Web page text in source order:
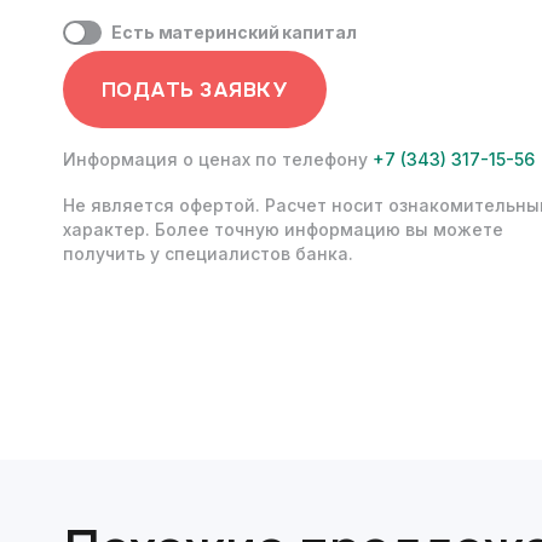
Есть материнский капитал
ПОДАТЬ ЗАЯВКУ
Информация о ценах по телефону +7 (343) 317-15-56
Не является офертой. Расчет носит
характер. Более точную информацию вы можете
получить у специалистов банка.